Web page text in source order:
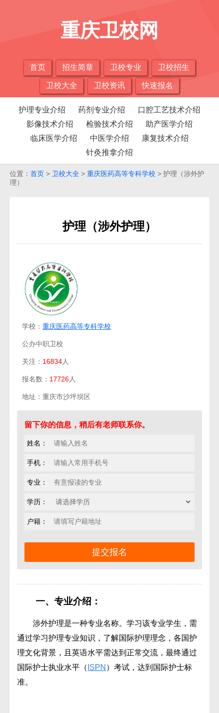
重庆卫校网
首页 招生简章 卫校专业 卫校招生
卫校大全 卫校资讯 快速报名
护理专业介绍 药剂专业介绍
口腔工艺技术介绍
影像技术介绍
检验技术介绍
助产医学介绍
临床医学介绍
中医学介绍
康复技术介绍
针灸推拿介绍
位置： 首页 > 卫校大全 > 重庆医药高等专科学校 > 护理（涉外护
理）
护理（涉外护理）
学校： 重庆医药高等专科学校
公办中职卫校
关注： 16834人
报名数： 17726人
地址：重庆市沙坪坝区
留下你的信息，稍后有老师联系你。
姓名：
手机：
专业：
学历：
户籍：
一、专业介绍：
涉外护理是一种专业名称。学习该专业学生，需
通过学习护理专业知识，了解国际护理理念，各国护
理文化背景，且英语水平需达到正常交流，最终通过
国际护士执业水平（ ISPN ）考试，达到国际护士标
准。